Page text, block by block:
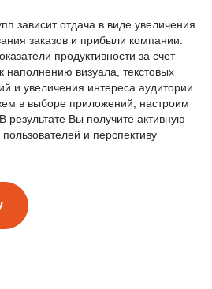
зависит отдача в виде увеличения
заказов и прибыли компании.
продуктивности за счет
наполнению визуала, текстовых
и увеличения интереса аудитории
в выборе приложений, настроим
результате Вы получите активную
и перспективу